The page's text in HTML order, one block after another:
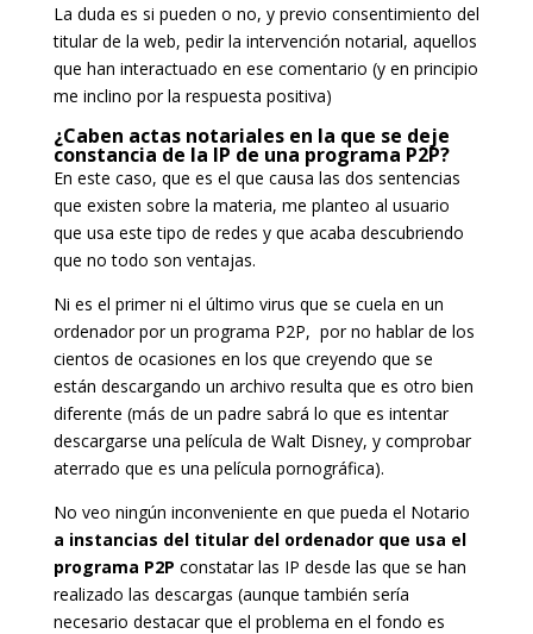
La duda es si pueden o no, y previo consentimiento del
titular de la web, pedir la intervención notarial, aquellos
que han interactuado en ese comentario (y en principio
me inclino por la respuesta positiva)
¿Caben actas notariales en la que se deje
constancia de la IP de una programa P2P?
En este caso, que es el que causa las dos sentencias
que existen sobre la materia, me planteo al usuario
que usa este tipo de redes y que acaba descubriendo
que no todo son ventajas.
Ni es el primer ni el último virus que se cuela en un
ordenador por un programa P2P, por no hablar de los
cientos de ocasiones en los que creyendo que se
están descargando un archivo resulta que es otro bien
diferente (más de un padre sabrá lo que es intentar
descargarse una película de Walt Disney, y comprobar
aterrado que es una película pornográfica).
No veo ningún inconveniente en que pueda el Notario
a instancias del titular del ordenador que usa el
programa P2P constatar las IP desde las que se han
realizado las descargas (aunque también sería
necesario destacar que el problema en el fondo es